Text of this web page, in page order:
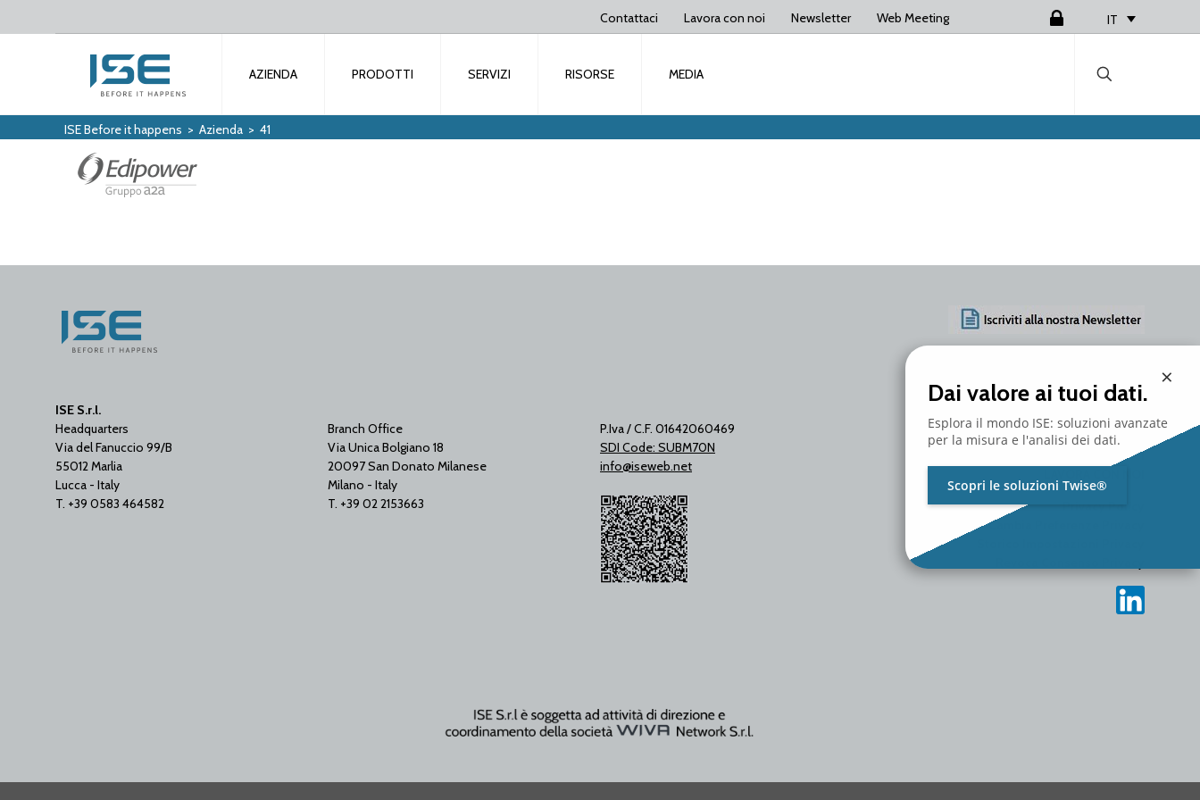
Contattaci Lavora con noi Newsletter Web Meeting IT
AZIENDA PRODOTTI SERVIZI RISORSE MEDIA
ISE Before it happens > Azienda > 41
ISE S.r.l.
Headquarters
Via del Fanuccio 99/B
55012 Marlia
Lucca - Italy
T. +39 0583 464582
Branch Office
Via Unica Bolgiano 18
20097 San Donato Milanese
Milano - Italy
T. +39 02 2153663
P.Iva / C.F. 01642060469
SDI Code: SUBM70N
info@iseweb.net
PRODOTTI
SERVIZI
RISORSE
MEDIA
CONTATTACI
Cambia Preferenze Privacy
×
Dai valore ai tuoi dati.
Esplora il mondo ISE: soluzioni avanzate
per la misura e l'analisi dei dati.
Scopri le soluzioni Twise®